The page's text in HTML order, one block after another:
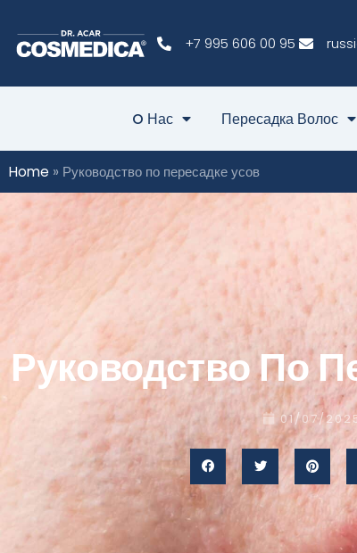
+7 995 606 00 95
O Нас Пересадка Волос
Home » Руководство по пересадке усов
Руководство По
01/07/